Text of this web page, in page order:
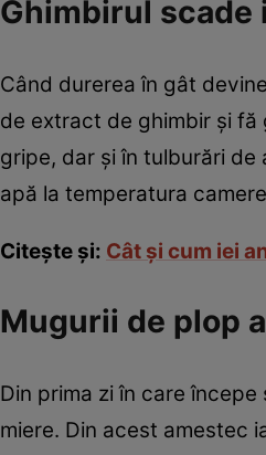
Ghimbirul
Când durerea în gât
de extract de ghimbir şi fă
gripe, dar şi în tulburări
apă la temperatura
Citeşte şi: Cât şi cum iei
Mugurii de plop
Din prima zi în care
miere. Din acest amestec